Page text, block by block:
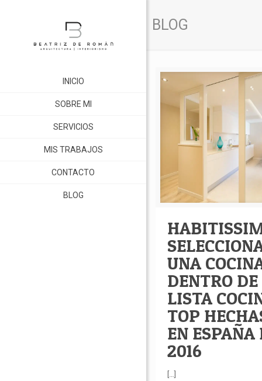
INICIO
SOBRE MI
SERVICIOS
MIS TRABAJOS
CONTACTO
BLOG
BLOG
UNA
DENTRO DE
LISTA
TOP
EN ESPAÑA
2016
[…]